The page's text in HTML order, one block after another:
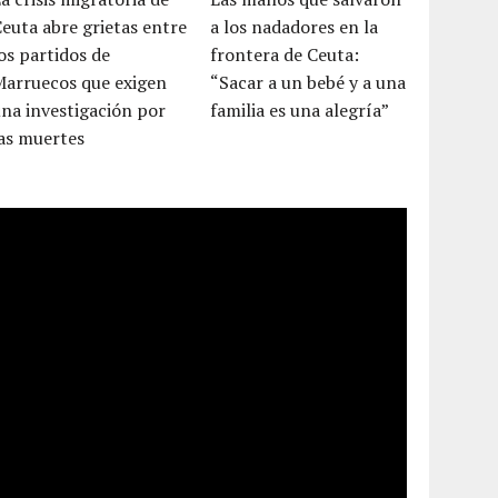
abre grietas entre
partidos de
que exigen
investigación por
muertes
a los nadadores en la
frontera de Ceuta:
“Sacar a un bebé y a una
familia es una alegría”